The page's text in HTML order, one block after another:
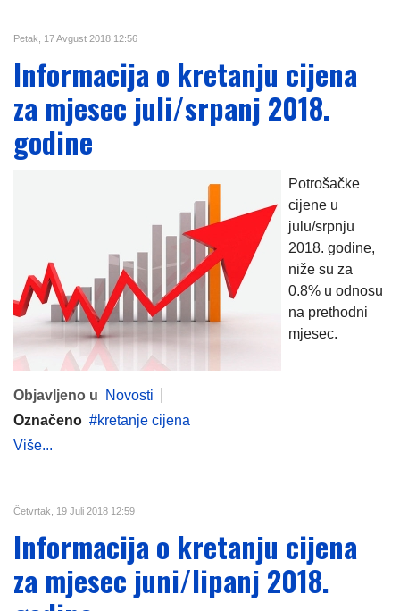
Petak, 17 Avgust 2018 12:56
Informacija o kretanju cijena
za mjesec juli/srpanj 2018.
godine
Potrošačke
cijene u
julu/srpnju
2018. godine,
niže su za
0.8% u odnosu
na prethodni
mjesec.
Objavljeno u
Novosti
Označeno
kretanje cijena
Više...
Četvrtak, 19 Juli 2018 12:59
Informacija o kretanju cijena
za mjesec juni/lipanj 2018.